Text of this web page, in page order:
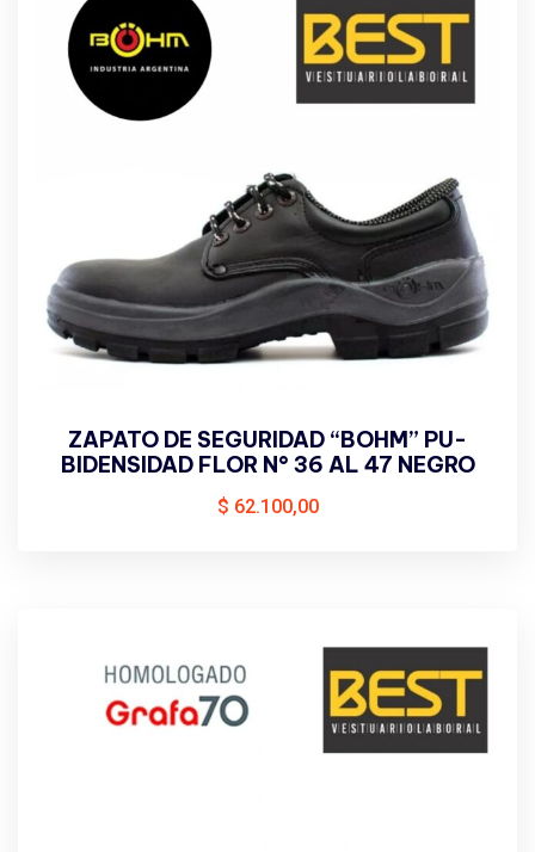
ZAPATO DE SEGURIDAD “BOHM” PU-
BIDENSIDAD FLOR N° 36 AL 47 NEGRO
$ 62.100,00